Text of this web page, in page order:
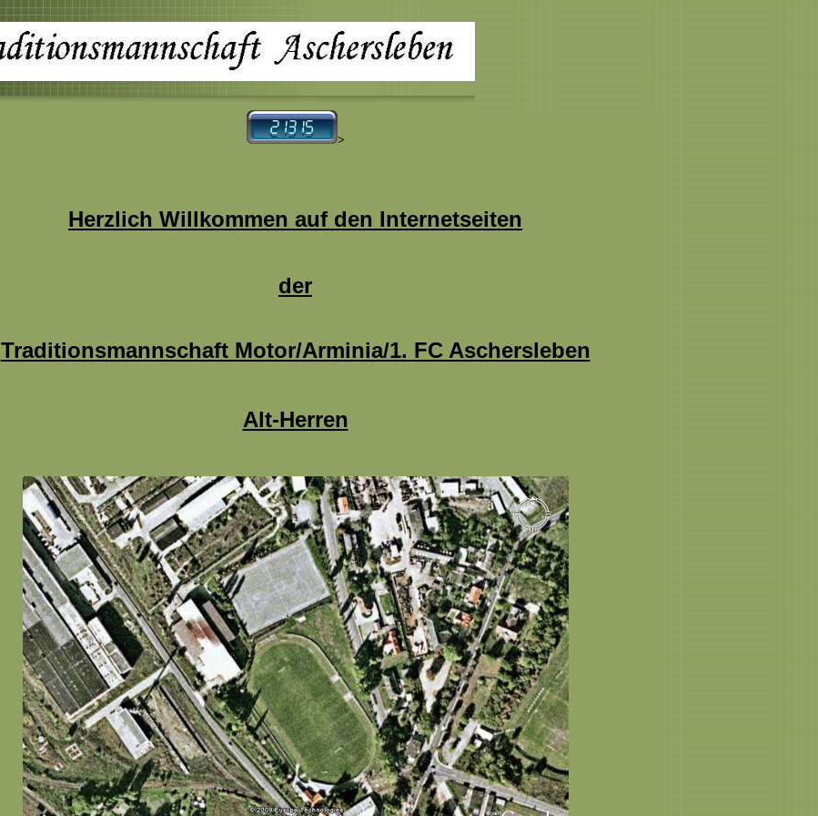
>
Herzlich Willkommen auf den Internetseiten
der
Traditionsmannschaft Motor/Arminia/1. FC Aschersleben
Alt-Herren